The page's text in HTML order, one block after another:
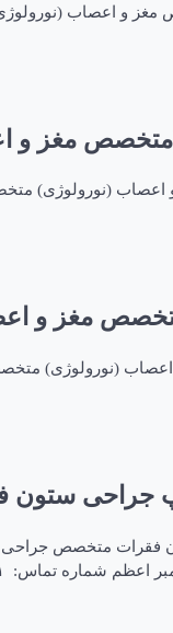
: ۱۱۷۶۰۴ آدرس: کرمان – کرمان-بلوار جهاد-
(متخصص مغز و
نظام : ۴۹۶۹۶ آدرس: سیرجان : خیابان
مغز و
اسلامی، چهارراه امام جمعه، ساختمان پزشکان
جراحی
شماره تماس: ۰۳۴۳۲۲۶۰۰۴۱